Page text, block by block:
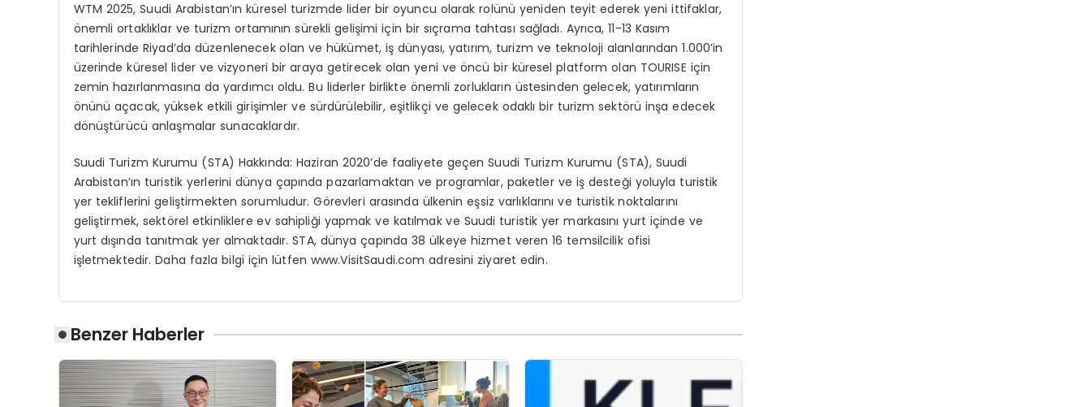
WTM 2025, Suudi Arabistan’ın küresel turizmde lider bir oyuncu olarak rolünü yeniden teyit ederek yeni ittifaklar,
önemli ortaklıklar ve turizm ortamının sürekli gelişimi için bir sıçrama tahtası sağladı. Ayrıca, 11-13 Kasım
tarihlerinde Riyad’da düzenlenecek olan ve hükümet, iş dünyası, yatırım, turizm ve teknoloji alanlarından 1.000’in
üzerinde küresel lider ve vizyoneri bir araya getirecek olan yeni ve öncü bir küresel platform olan TOURISE için
zemin hazırlanmasına da yardımcı oldu. Bu liderler birlikte önemli zorlukların üstesinden gelecek, yatırımların
önünü açacak, yüksek etkili girişimler ve sürdürülebilir, eşitlikçi ve gelecek odaklı bir turizm sektörü inşa edecek
dönüştürücü anlaşmalar sunacaklardır.
Suudi Turizm Kurumu (STA) Hakkında: Haziran 2020’de faaliyete geçen Suudi Turizm Kurumu (STA), Suudi
Arabistan’ın turistik yerlerini dünya çapında pazarlamaktan ve programlar, paketler ve iş desteği yoluyla turistik
yer tekliflerini geliştirmekten sorumludur. Görevleri arasında ülkenin eşsiz varlıklarını ve turistik noktalarını
geliştirmek, sektörel etkinliklere ev sahipliği yapmak ve katılmak ve Suudi turistik yer markasını yurt içinde ve
yurt dışında tanıtmak yer almaktadır. STA, dünya çapında 38 ülkeye hizmet veren 16 temsilcilik ofisi
işletmektedir. Daha fazla bilgi için lütfen www.VisitSaudi.com adresini ziyaret edin.
Benzer Haberler